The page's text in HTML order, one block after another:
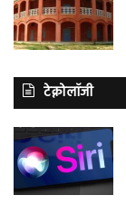
टेक्नोलॉजी